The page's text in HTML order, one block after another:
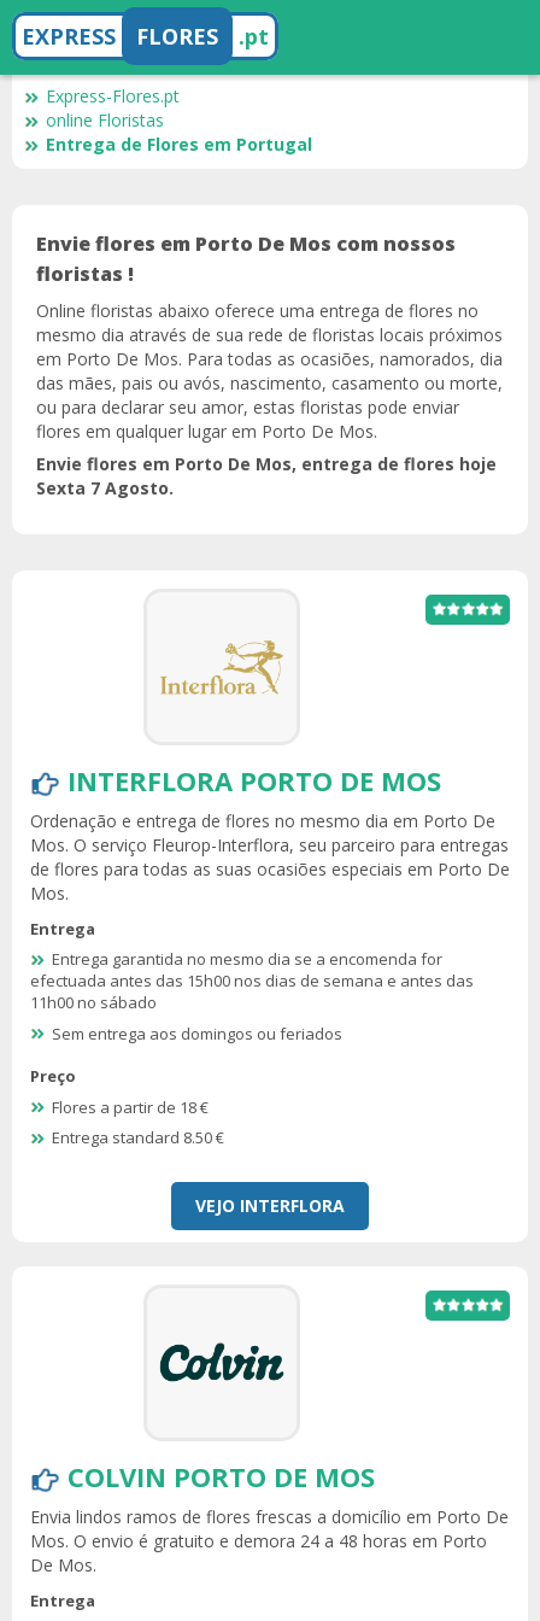
EXPRESS FLORES .pt
Express-Flores.pt
online Floristas
Entrega de Flores em Portugal
Envie flores em Porto De Mos com nossos
floristas !
Online floristas abaixo oferece uma entrega de flores no
mesmo dia através de sua rede de floristas locais próximos
em Porto De Mos. Para todas as ocasiões, namorados, dia
das mães, pais ou avós, nascimento, casamento ou morte,
ou para declarar seu amor, estas floristas pode enviar
flores em qualquer lugar em Porto De Mos.
Envie flores em Porto De Mos, entrega de flores hoje
Sexta 7 Agosto.
INTERFLORA PORTO DE MOS
Ordenação e entrega de flores no mesmo dia em Porto De
Mos. O serviço Fleurop-Interflora, seu parceiro para entregas
de flores para todas as suas ocasiões especiais em Porto De
Mos.
Entrega
Entrega garantida no mesmo dia se a encomenda for
efectuada antes das 15h00 nos dias de semana e antes das
11h00 no sábado
Sem entrega aos domingos ou feriados
Preço
Flores a partir de 18 €
Entrega standard 8.50 €
VEJO INTERFLORA
COLVIN PORTO DE MOS
Envia lindos ramos de flores frescas a domicílio em Porto De
Mos. O envio é gratuito e demora 24 a 48 horas em Porto
De Mos.
Entrega